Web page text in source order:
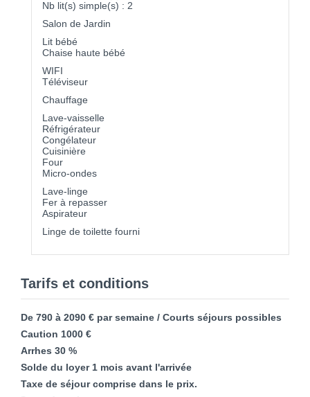
Nb lit(s) simple(s) : 2
Salon de Jardin
Lit bébé
Chaise haute bébé
WIFI
Téléviseur
Chauffage
Lave-vaisselle
Réfrigérateur
Congélateur
Cuisinière
Four
Micro-ondes
Lave-linge
Fer à repasser
Aspirateur
Linge de toilette fourni
Tarifs et conditions
De 790 à 2090 € par semaine / Courts séjours possibles
Caution 1000 €
Arrhes 30 %
Solde du loyer 1 mois avant l'arrivée
Taxe de séjour comprise dans le prix.